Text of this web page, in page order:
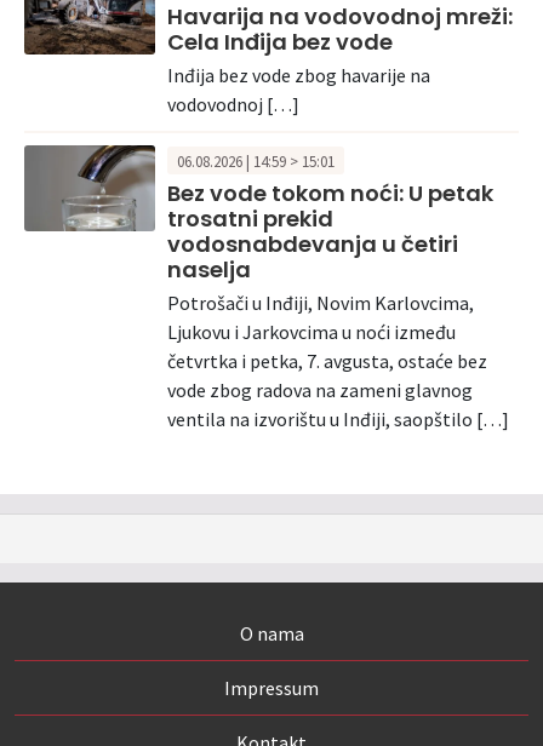
Havarija na vodovodnoj mreži:
Cela Inđija bez vode
Inđija bez vode zbog havarije na
vodovodnoj […]
06.08.2026 | 14:59 > 15:01
Bez vode tokom noći: U petak
trosatni prekid
vodosnabdevanja u četiri
naselja
Potrošači u Inđiji, Novim Karlovcima,
Ljukovu i Jarkovcima u noći između
četvrtka i petka, 7. avgusta, ostaće bez
vode zbog radova na zameni glavnog
ventila na izvorištu u Inđiji, saopštilo […]
O nama
Impressum